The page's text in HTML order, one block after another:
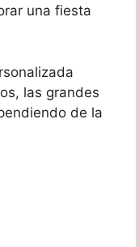
una fiesta
las grandes
de la